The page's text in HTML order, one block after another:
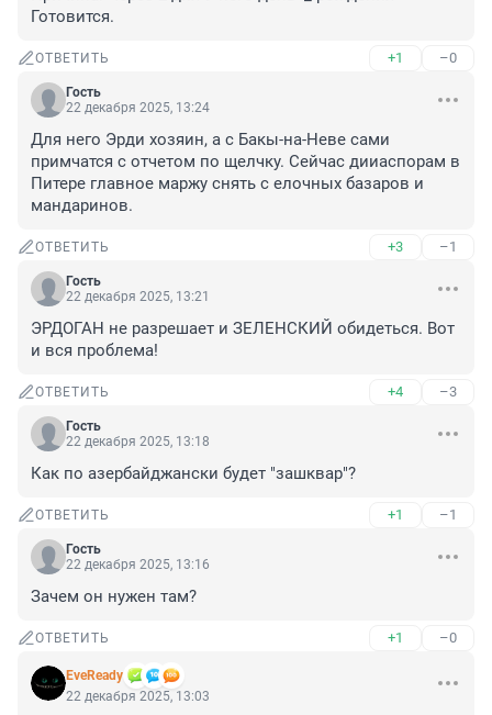
Готовится.
ОТВЕТИТЬ +1 –0
Гость
22 декабря 2025, 13:24
Для него Эрди хозяин, а с Бакы-на-Неве сами
примчатся с отчетом по щелчку. Сейчас дииаспорам в
Питере главное маржу снять с елочных базаров и
мандаринов.
ОТВЕТИТЬ +3 –1
Гость
22 декабря 2025, 13:21
ЭРДОГАН не разрешает и ЗЕЛЕНСКИЙ обидеться. Вот
и вся проблема!
ОТВЕТИТЬ +4 –3
Гость
22 декабря 2025, 13:18
Как по азербайджански будет "зашквар"?
ОТВЕТИТЬ +1 –1
Гость
22 декабря 2025, 13:16
Зачем он нужен там?
ОТВЕТИТЬ +1 –0
EveReady
22 декабря 2025, 13:03